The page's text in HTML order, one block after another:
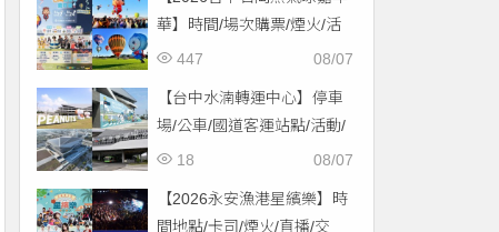
華】時間/場次購票/煙火/活
動/交通，土牛運動公園登08/07
447
【台中水湳轉運中心】停車
場/公車/國道客運站點/活動/
交通，啟用免費停車！ 08/07
18
【2026永安漁港星繽樂】時
間地點/卡司/煙火/直播/交